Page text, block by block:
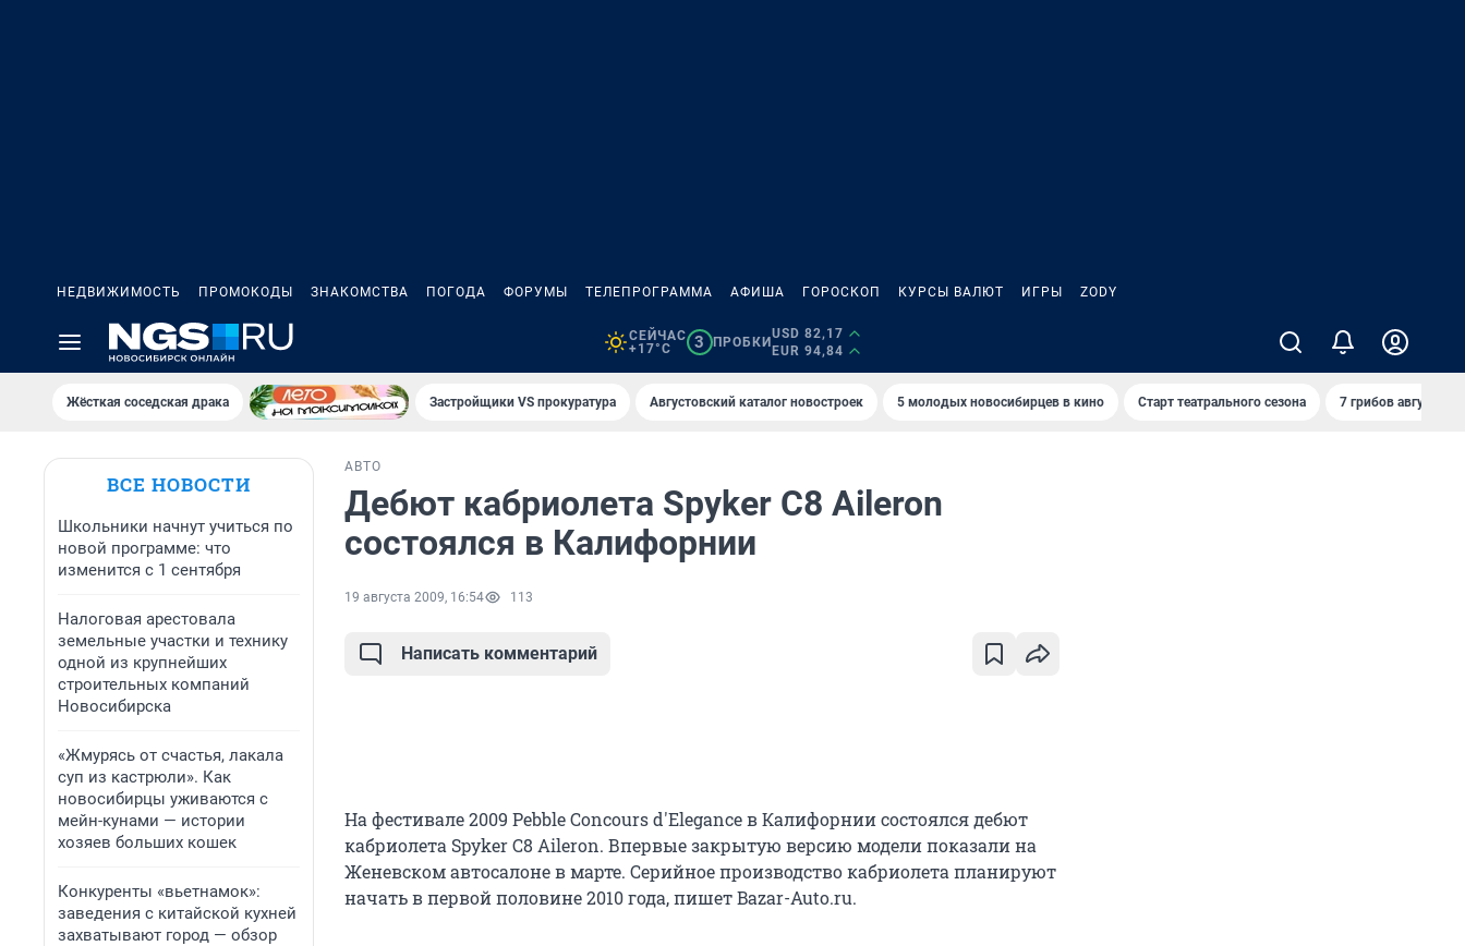
НЕДВИЖИМОСТЬ ПРОМОКОДЫ ЗНАКОМСТВА ПОГОДА ФОРУМЫ ТЕЛЕПРОГРАММА АФИША ГОРОСКОП КУРСЫ ВАЛЮТ ИГРЫ ZODY
СЕЙЧАС
+17°C
3 ПРОБКИ
USD 82,17
EUR 94,84
Жёсткая соседская драка Застройщики VS прокуратура Августовский каталог новостроек 5 молодых новосибирцев в кино Старт театрального сезона 7 грибов августа
ВСЕ НОВОСТИ
Школьники начнут учиться по
новой программе: что
изменится с 1 сентября
Налоговая арестовала
земельные участки и технику
одной из крупнейших
строительных компаний
Новосибирска
«Жмурясь от счастья, лакала
суп из кастрюли». Как
новосибирцы уживаются с
мейн-кунами — истории
хозяев больших кошек
Конкуренты «вьетнамок»:
заведения с китайской кухней
захватывают город — обзор
АВТО
Дебют кабриолета Spyker C8 Aileron
состоялся в Калифорнии
19 августа 2009, 16:54 113
Написать комментарий
На фестивале 2009 Pebble Concours d'Elegance в Калифорнии состоялся дебют
кабриолета Spyker C8 Aileron. Впервые закрытую версию модели показали на
Женевском автосалоне в марте. Серийное производство кабриолета планируют
начать в первой половине 2010 года, пишет Bazar-Auto.ru.